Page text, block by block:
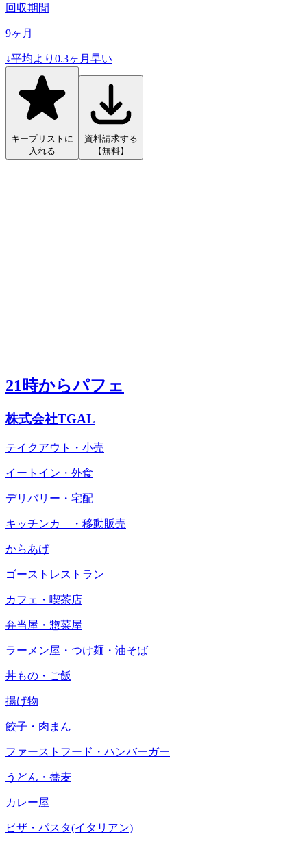
回収期間
9ヶ月
↓平均より 0.3ヶ月早い
キープリストに
入れる
資料請求する
【無料】
21時からパフェ
株式会社TGAL
テイクアウト・小売
イートイン・外食
デリバリー・宅配
キッチンカ―・移動販売
からあげ
ゴーストレストラン
カフェ・喫茶店
弁当屋・惣菜屋
ラーメン屋・つけ麺・油そば
丼もの・ご飯
揚げ物
餃子・肉まん
ファーストフード・ハンバーガー
うどん・蕎麦
カレー屋
ピザ・パスタ(イタリアン)